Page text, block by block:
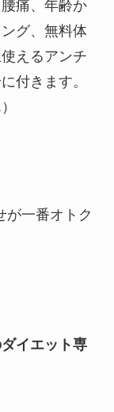
痛、年齢か
グ、無料体
えるアンチ
付きます。
が一番オトク
イエット専